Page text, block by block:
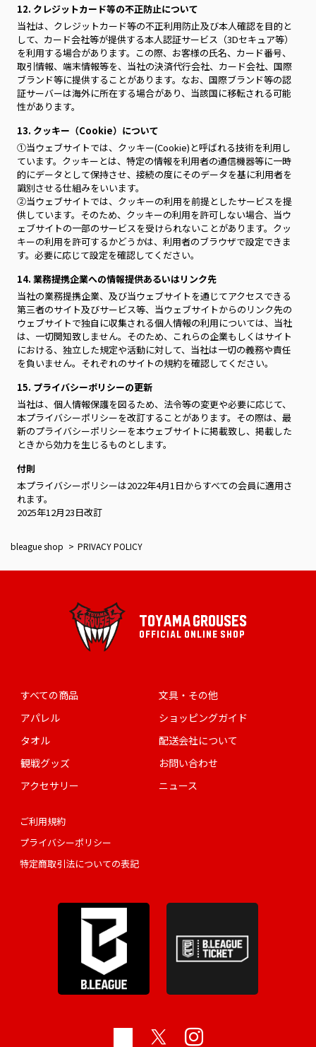
12. クレジットカード等の不正防止について
当社は、クレジットカード等の不正利用防止及び本人確認を目的と
して、カード会社等が提供する本人認証サービス（3Dセキュア等）
を利用する場合があります。この際、お客様の氏名、カード番号、
取引情報、端末情報等を、当社の決済代行会社、カード会社、国際
ブランド等に提供することがあります。なお、国際ブランド等の認
証サーバーは海外に所在する場合があり、当該国に移転される可能
性があります。
13. クッキー（Cookie）について
①当ウェブサイトでは、クッキー(Cookie)と呼ばれる技術を利用し
ています。クッキーとは、特定の情報を利用者の通信機器等に一時
的にデータとして保持させ、接続の度にそのデータを基に利用者を
識別させる仕組みをいいます。
②当ウェブサイトでは、クッキーの利用を前提としたサービスを提
供しています。そのため、クッキーの利用を許可しない場合、当ウ
ェブサイトの一部のサービスを受けられないことがあります。クッ
キーの利用を許可するかどうかは、利用者のブラウザで設定できま
す。必要に応じて設定を確認してください。
14. 業務提携企業への情報提供あるいはリンク先
当社の業務提携企業、及び当ウェブサイトを通じてアクセスできる
第三者のサイト及びサービス等、当ウェブサイトからのリンク先の
ウェブサイトで独自に収集される個人情報の利用については、当社
は、一切関知致しません。そのため、これらの企業もしくはサイト
における、独立した規定や活動に対して、当社は一切の義務や責任
を負いません。それぞれのサイトの規約を確認してください。
15. プライバシーポリシーの更新
当社は、個人情報保護を図るため、法令等の変更や必要に応じて、
本プライバシーポリシーを改訂することがあります。その際は、最
新のプライバシーポリシーを本ウェブサイトに掲載致し、掲載した
ときから効力を生じるものとします。
付則
本プライバシーポリシーは2022年4月1日からすべての会員に適用さ
れます。
2025年12月23日改訂
bleague shop PRIVACY POLICY
TOYAMA GROUSES
OFFICIAL ONLINE SHOP
すべての商品
アパレル
タオル
観戦グッズ
アクセサリー
文具・その他
ショッピングガイド
配送会社について
お問い合わせ
ニュース
ご利用規約
プライバシーポリシー
特定商取引法についての表記